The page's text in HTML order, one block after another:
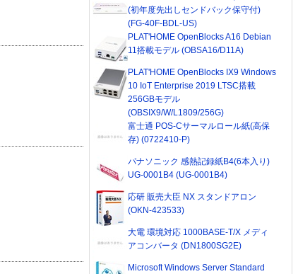
(初年度先出しセンドバック保守付)
(FG-40F-BDL-US)
PLAT'HOME OpenBlocks A16 Debian
11搭載モデル (OBSA16/D11A)
PLAT'HOME OpenBlocks IX9 Windows
10 IoT Enterprise 2019 LTSC搭載
256GBモデル
(OBSIX9/W/L1809/256G)
富士通 POS-Cサーマルロール紙(高保
存) (0722410-P)
パナソニック 感熱記録紙B4(6本入り)
UG-0001B4 (UG-0001B4)
応研 販売大臣 NX スタンドアロン
(OKN-423533)
大電 環境対応 1000BASE-T/X メディ
アコンバータ (DN1800SG2E)
Microsoft Windows Server Standard